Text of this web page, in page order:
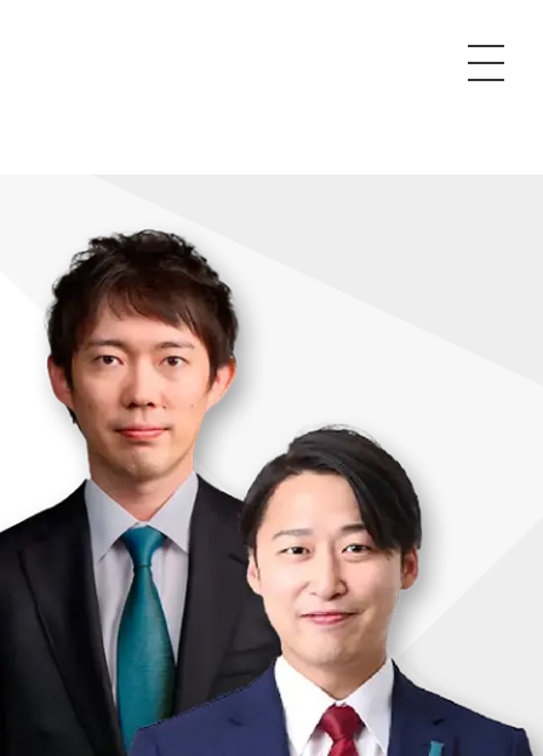
サルタント一覧
ガイドライン
コンペ
制Webマーケティング代行『マキトルくん』
制営業代行『カリトルくん』
制採用代行・RPO『トルトルくん』
改善特化の動画制作『動画でカリトルくん』
LINE運用代行『LINEマキトルくん』
でAI導入支援『あいのりAI』
付1日密着動画制作『まるごと社長』
料で記事を制作『SEOトライアル』
制LP制作・改善『最強LP』
YouTubeチャンネル構築『トリトル』
運用
ディレクター